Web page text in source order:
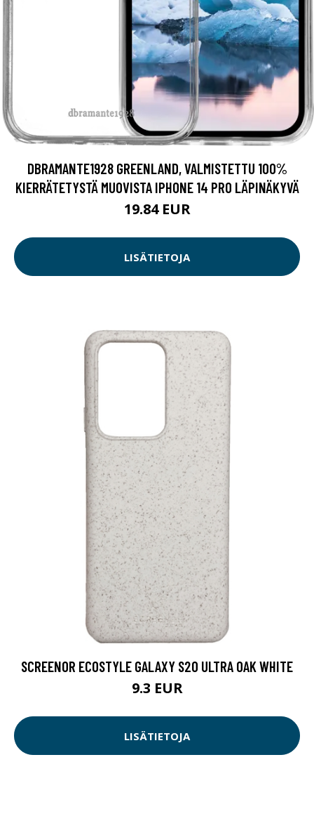
DBRAMANTE1928 GREENLAND, VALMISTETTU 100%
KIERRÄTETYSTÄ MUOVISTA IPHONE 14 PRO LÄPINÄKYVÄ
19.84 EUR
LISÄTIETOJA
SCREENOR ECOSTYLE GALAXY S20 ULTRA OAK WHITE
9.3 EUR
LISÄTIETOJA